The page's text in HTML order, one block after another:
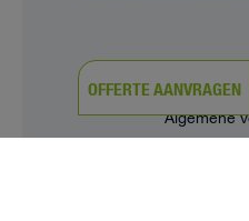
OFFERTE AANVRAGEN
© 2026 |
Algemene